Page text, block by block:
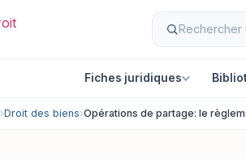
Fiches juridiques
›Droit des biens›Opérations de partage: le